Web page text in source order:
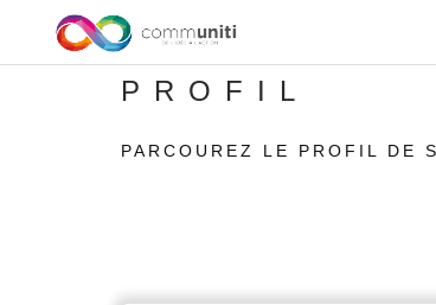
PROFIL
PARCOUREZ LE PROFIL DE